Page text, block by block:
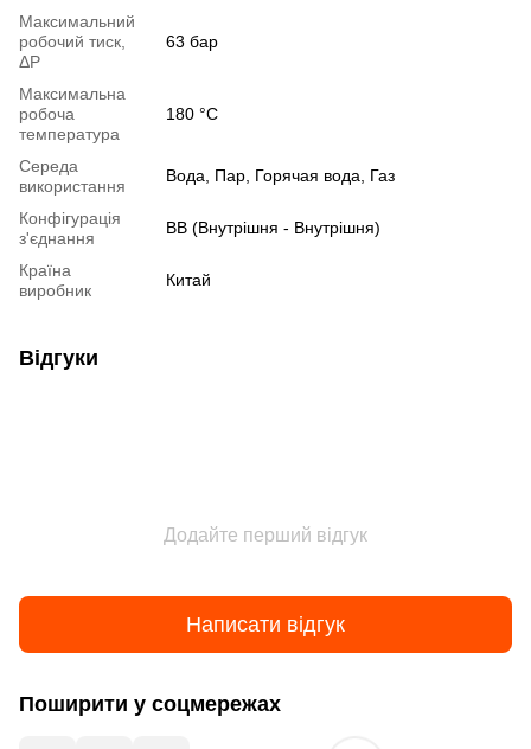
Максимальний
робочий тиск,
ΔP
63 бар
Максимальна
робоча
температура
180 °C
Середа
використання
Вода, Пар, Горячая вода, Газ
Конфігурація
з'єднання
ВВ (Внутрішня - Внутрішня)
Країна
виробник
Китай
Відгуки
Додайте перший відгук
Написати відгук
Поширити у соцмережах